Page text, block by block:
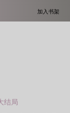
加入书架
结局